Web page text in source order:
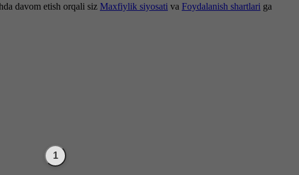
davom etish orqali siz Maxfiylik siyosati va Foydalanish shartlari ga